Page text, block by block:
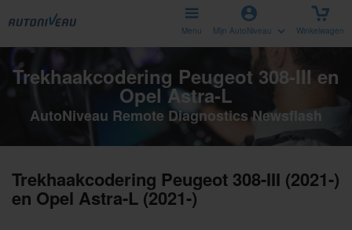
Menu Mijn AutoNiveau Winkelwagen
Trekhaakcodering Peugeot 308-III en
Opel Astra-L
AutoNiveau Remote Diagnostics Newsflash
Trekhaakcodering Peugeot 308-III (2021-)
en Opel Astra-L (2021-)